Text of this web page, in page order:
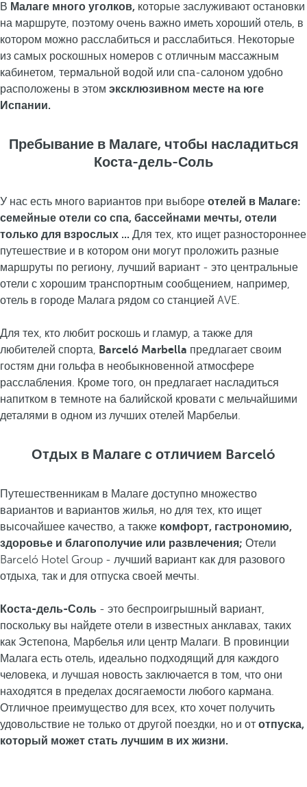
В Малаге много уголков, которые заслуживают остановки
на маршруте, поэтому очень важно иметь хороший отель, в
котором можно расслабиться и расслабиться. Некоторые
из самых роскошных номеров с отличным массажным
кабинетом, термальной водой или спа-салоном удобно
расположены в этом эксклюзивном месте на юге
Испании.
Пребывание в Малаге, чтобы насладиться
Коста-дель-Соль
У нас есть много вариантов при выборе отелей в Малаге:
семейные отели со спа, бассейнами мечты, отели
только для взрослых ... Для тех, кто ищет разностороннее
путешествие и в котором они могут проложить разные
маршруты по региону, лучший вариант - это центральные
отели с хорошим транспортным сообщением, например,
отель в городе Малага рядом со станцией AVE.
Для тех, кто любит роскошь и гламур, а также для
любителей спорта, Barceló Marbella предлагает своим
гостям дни гольфа в необыкновенной атмосфере
расслабления. Кроме того, он предлагает насладиться
напитком в темноте на балийской кровати с мельчайшими
деталями в одном из лучших отелей Марбельи.
Отдых в Малаге с отличием Barceló
Путешественникам в Малаге доступно множество
вариантов и вариантов жилья, но для тех, кто ищет
высочайшее качество, а также комфорт, гастрономию,
здоровье и благополучие или развлечения; Отели
Barceló Hotel Group - лучший вариант как для разового
отдыха, так и для отпуска своей мечты.
Коста-дель-Соль - это беспроигрышный вариант,
поскольку вы найдете отели в известных анклавах, таких
как Эстепона, Марбелья или центр Малаги. В провинции
Малага есть отель, идеально подходящий для каждого
человека, и лучшая новость заключается в том, что они
находятся в пределах досягаемости любого кармана.
Отличное преимущество для всех, кто хочет получить
удовольствие не только от другой поездки, но и от отпуска,
который может стать лучшим в их жизни.